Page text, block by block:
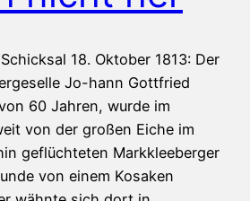
18. Oktober 1813: Der
Jo-hann Gottfried
60 Jahren, wurde im
von der großen Eiche im
geflüchteten Markkleeberger
von einem Kosaken